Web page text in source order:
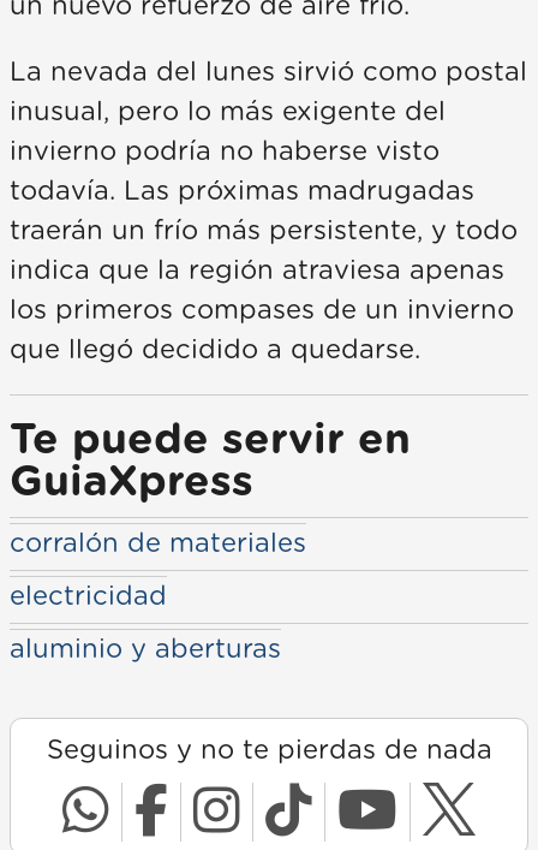
un nuevo refuerzo de aire frío.
La nevada del lunes sirvió como postal
inusual, pero lo más exigente del
invierno podría no haberse visto
todavía. Las próximas madrugadas
traerán un frío más persistente, y todo
indica que la región atraviesa apenas
los primeros compases de un invierno
que llegó decidido a quedarse.
Te puede servir en
GuiaXpress
corralón de materiales
electricidad
aluminio y aberturas
Seguinos y no te pierdas de nada